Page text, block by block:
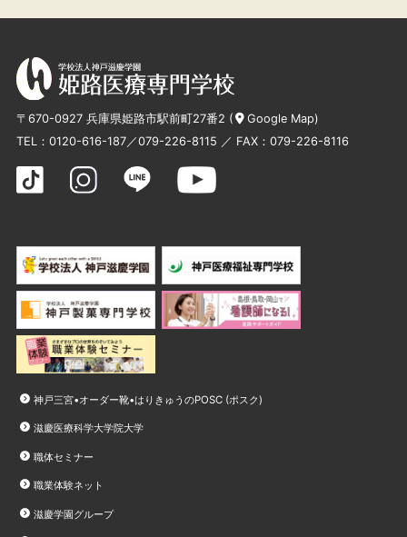
〒670-0927 兵庫県姫路市駅前町27番2 ( Google Map)
TEL： 0120-616-187／079-226-8115 ／ FAX：079-226-8116
神戸三宮•オーダー靴•はりきゅうのPOSC (ポスク)
滋慶医療科学大学院大学
職体セミナー
職業体験ネット
滋慶学園グループ